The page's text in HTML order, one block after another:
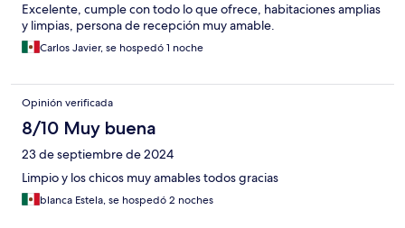
Excelente, cumple con todo lo que ofrece, habitaciones amplias
y limpias, persona de recepción muy amable.
Carlos Javier, se hospedó 1 noche
Opinión verificada
8/10 Muy buena
23 de septiembre de 2024
Limpio y los chicos muy amables todos gracias
blanca Estela, se hospedó 2 noches